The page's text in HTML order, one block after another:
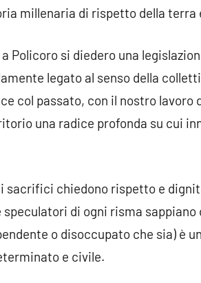
millenaria di rispetto della terra
si diedero una
legato al senso della
col passato, con il nostro
una radice profonda su cui
sacrifici chiedono rispetto e
di ogni risma sappiano
o disoccupato che sia) è
e civile.